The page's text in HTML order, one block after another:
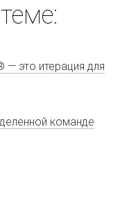
— это итерация для
команде